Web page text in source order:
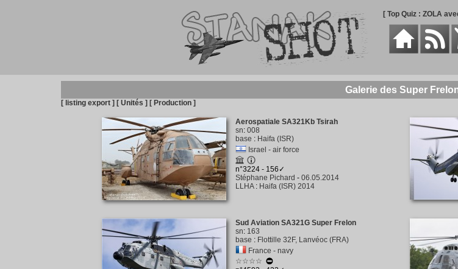
[ Top Quiz : ZOLA
Galerie des Super
[ listing export ] [ Unités ] [ Production ]
Aerospatiale SA321Kb Tsirah
sn: 008
base : Haifa (ISR)
Israel - air force
n°3224 - 156✓
Stéphane Pichard - 06.05.2014
LLHA: Haifa (ISR) 2014
Sud Aviation SA321G Super Frelon
sn: 163
base : Flottille 32F, Lanvéoc (FRA)
France - navy
☆☆☆☆